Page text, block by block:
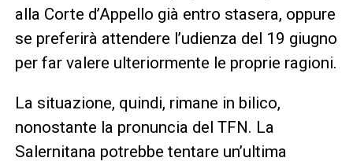
alla Corte d’Appello già entro stasera, oppure
se preferirà attendere l’udienza del 19 giugno
per far valere ulteriormente le proprie ragioni.
La situazione, quindi, rimane in bilico,
nonostante la pronuncia del TFN. La
Salernitana potrebbe tentare un’ultima